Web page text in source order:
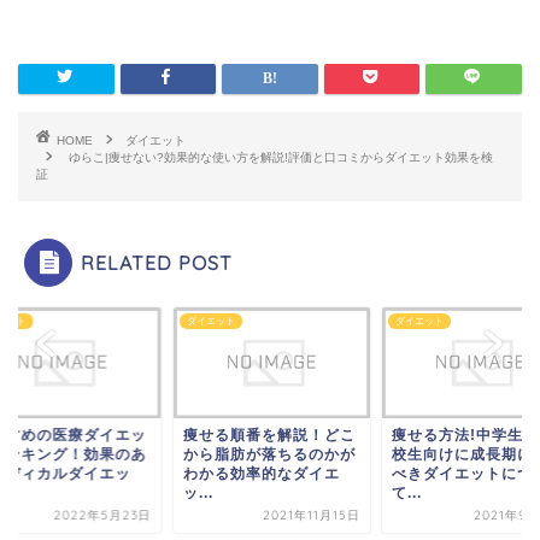
HOME
ダイエット
ゆらこ|痩せない?効果的な使い方を解説!評価と口コミからダイエット効果を検
証
RELATED POST
ット
る順番を解説！どこ
脂肪が落ちるのかが
る効率的なダイエ
2021年11月15日
ダイエット
痩せる方法!中学生・高
校生向けに成長期にする
べきダイエットについ
て...
2021年9月30日
ダイエット
TBCで痩せるのか徹
査!口コミから評判!
エステの料金紹介